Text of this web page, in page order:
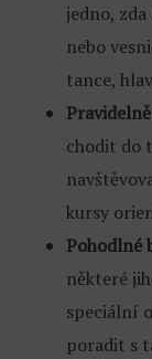
jedno,
nebo
tance,
chodit do
kursy
Pohodlné
některé
speciální
poradit s